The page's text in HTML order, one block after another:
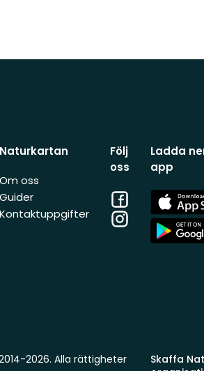
Naturkartan
Om oss
Guider
Kontaktuppgifter
Följ
oss
Facebook
Instagram
Ladda
app
App
Store
App
Store
Skaffa
2026. Alla rättigheter